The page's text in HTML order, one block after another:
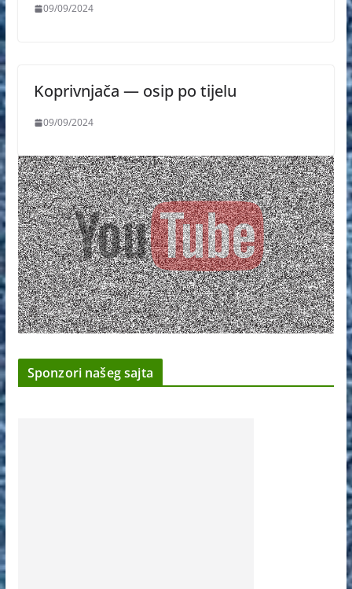
09/09/2024
Koprivnjača — osip po tijelu
09/09/2024
Sponzori našeg sajta